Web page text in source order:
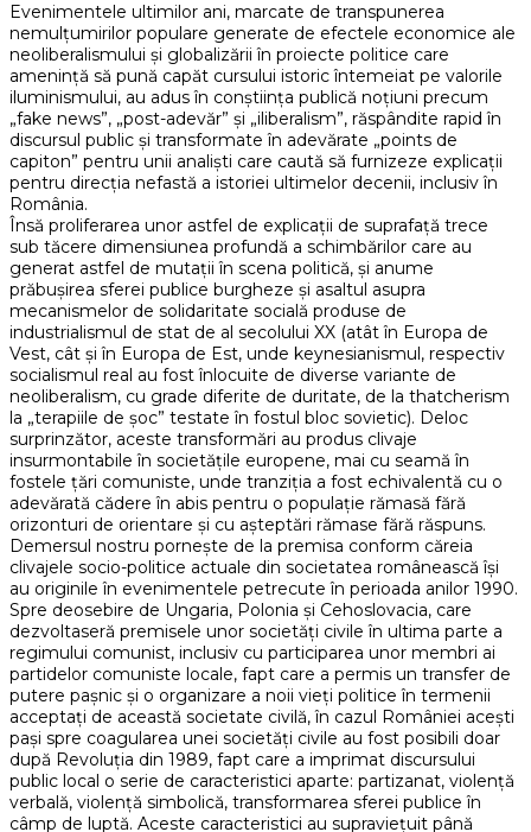
Evenimentele ultimilor ani, marcate de transpunerea
nemulțumirilor populare generate de efectele economice ale
neoliberalismului și globalizării în proiecte politice care
amenință să pună capăt cursului istoric întemeiat pe valorile
iluminismului, au adus în conștiința publică noțiuni precum
„fake news”, „post-adevăr” și „iliberalism”, răspândite rapid în
discursul public și transformate în adevărate „points de
capiton” pentru unii analiști care caută să furnizeze explicații
pentru direcția nefastă a istoriei ultimelor decenii, inclusiv în
România.
Însă proliferarea unor astfel de explicații de suprafață trece
sub tăcere dimensiunea profundă a schimbărilor care au
generat astfel de mutații în scena politică, și anume
prăbușirea sferei publice burgheze și asaltul asupra
mecanismelor de solidaritate socială produse de
industrialismul de stat de al secolului XX (atât în Europa de
Vest, cât și în Europa de Est, unde keynesianismul, respectiv
socialismul real au fost înlocuite de diverse variante de
neoliberalism, cu grade diferite de duritate, de la thatcherism
la „terapiile de șoc” testate în fostul bloc sovietic). Deloc
surprinzător, aceste transformări au produs clivaje
insurmontabile în societățile europene, mai cu seamă în
fostele țări comuniste, unde tranziția a fost echivalentă cu o
adevărată cădere în abis pentru o populație rămasă fără
orizonturi de orientare și cu așteptări rămase fără răspuns.
Demersul nostru pornește de la premisa conform căreia
clivajele socio-politice actuale din societatea românească își
au originile în evenimentele petrecute în perioada anilor 1990.
Spre deosebire de Ungaria, Polonia și Cehoslovacia, care
dezvoltaseră premisele unor societăți civile în ultima parte a
regimului comunist, inclusiv cu participarea unor membri ai
partidelor comuniste locale, fapt care a permis un transfer de
putere pașnic și o organizare a noii vieți politice în termenii
acceptați de această societate civilă, în cazul României acești
pași spre coagularea unei societăți civile au fost posibili doar
după Revoluția din 1989, fapt care a imprimat discursului
public local o serie de caracteristici aparte: partizanat, violență
verbală, violență simbolică, transformarea sferei publice în
câmp de luptă. Aceste caracteristici au supraviețuit până